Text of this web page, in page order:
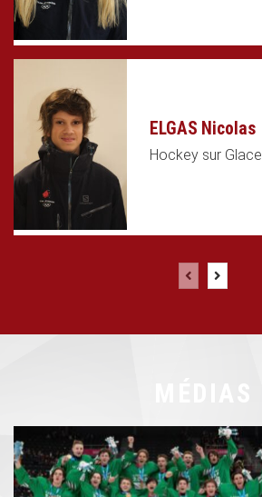
ELGAS Nicolas
Hockey sur Glace